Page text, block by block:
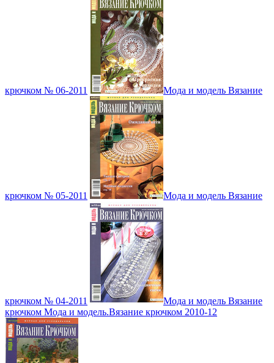
крючком № 06-2011 Мода и модель Вязание
крючком № 05-2011 Мода и модель Вязание
крючком № 04-2011
Мода и модель Вязание
крючком Мода и модель.Вязание крючком 2010-12